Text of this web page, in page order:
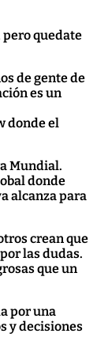
pero quedate
de gente de
es un
donde el
Mundial.
donde
alcanza para
crean que
las dudas.
que un
por una
y decisiones